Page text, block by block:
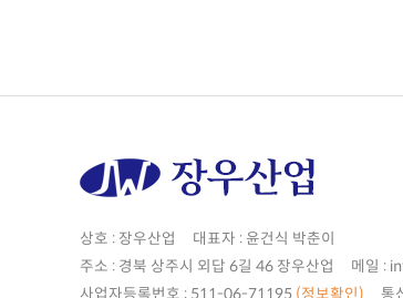
상호 : 장우산업 대표자 : 윤건식 박춘이
주소 : 경북 상주시 외답 6길 46 장우산업 메일 :
사업자등록번호 : 511-06-71195 (정보확인) 통